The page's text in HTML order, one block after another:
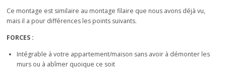
Ce montage est similaire au montage filaire que nous avons déjà vu,
mais il a pour différences les points suivants.
FORCES :
Intégrable à votre appartement/maison sans avoir à démonter les
murs ou à abîmer quoique ce soit